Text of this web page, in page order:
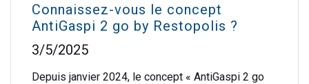
Connaissez-vous le concept
AntiGaspi 2 go by Restopolis ?
3/5/2025
Depuis janvier 2024, le concept « AntiGaspi 2 go